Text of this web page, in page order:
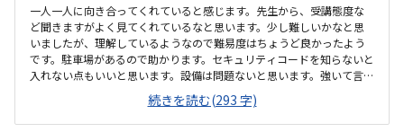
一人一人に向き合ってくれていると感じます。先生から、受講態度な
ど聞きますがよく見てくれているなと思います。少し難しいかなと思
いましたが、理解しているようなので難易度はちょうど良かったよう
です。駐車場があるので助かります。セキュリティコードを知らないと
入れない点もいいと思います。設備は問題ないと思います。強いて言え
ば、机がもう少し広かったらいいかなとは思います。購入しなければ
ならない教材などが、今のところ別途に必要なわけではないので、料
金は妥当かと思います。やる気がある、本人がやりたくて来ている子
続きを読む(293 字)